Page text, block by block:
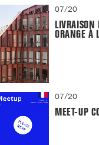
07/20
LIVRAISON
ORANGE À
07/20
MEET-UP